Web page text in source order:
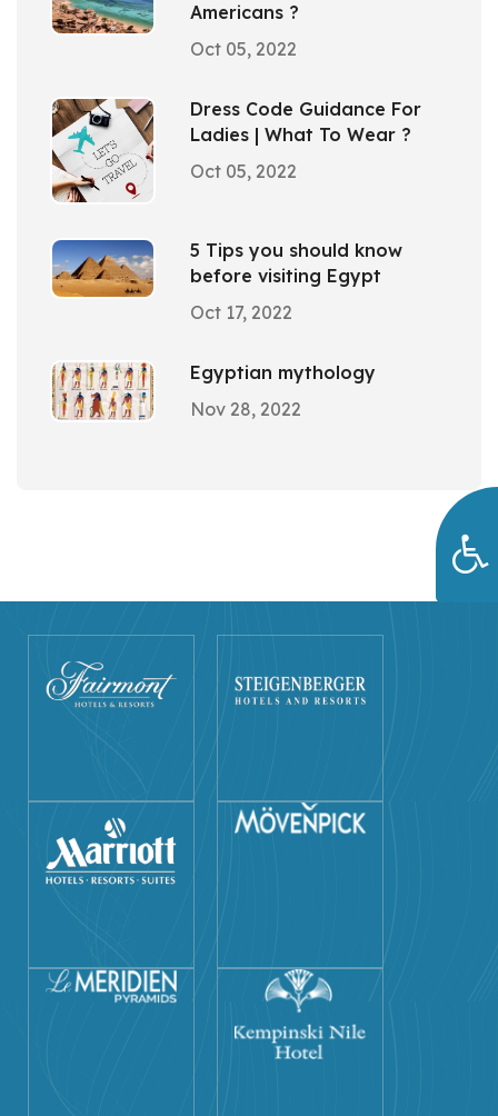
Americans ?
Oct 05, 2022
Dress Code Guidance For
Ladies | What To Wear ?
Oct 05, 2022
5 Tips you should know
before visiting Egypt
Oct 17, 2022
Egyptian mythology
Nov 28, 2022